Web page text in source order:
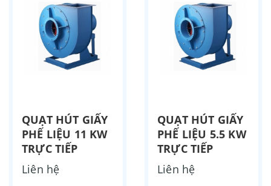
QUẠT HÚT GIẤY
PHẾ LIỆU 11 KW
TRỰC TIẾP
Liên hệ
QUẠT HÚT GIẤY
PHẾ LIỆU 5.5 KW
TRỰC TIẾP
Liên hệ